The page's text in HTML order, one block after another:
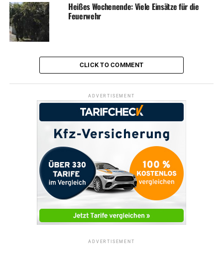
Heißes Wochenende: Viele Einsätze für die
Feuerwehr
CLICK TO COMMENT
ADVERTISEMENT
ADVERTISEMENT